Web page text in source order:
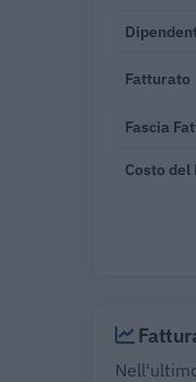
Fatturato
Fascia
Costo del